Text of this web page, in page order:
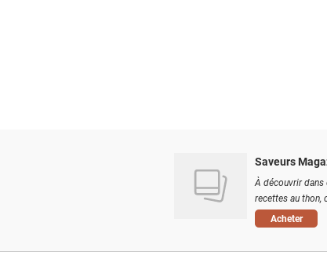
Saveurs
À découvrir dans
recettes au thon,
Acheter